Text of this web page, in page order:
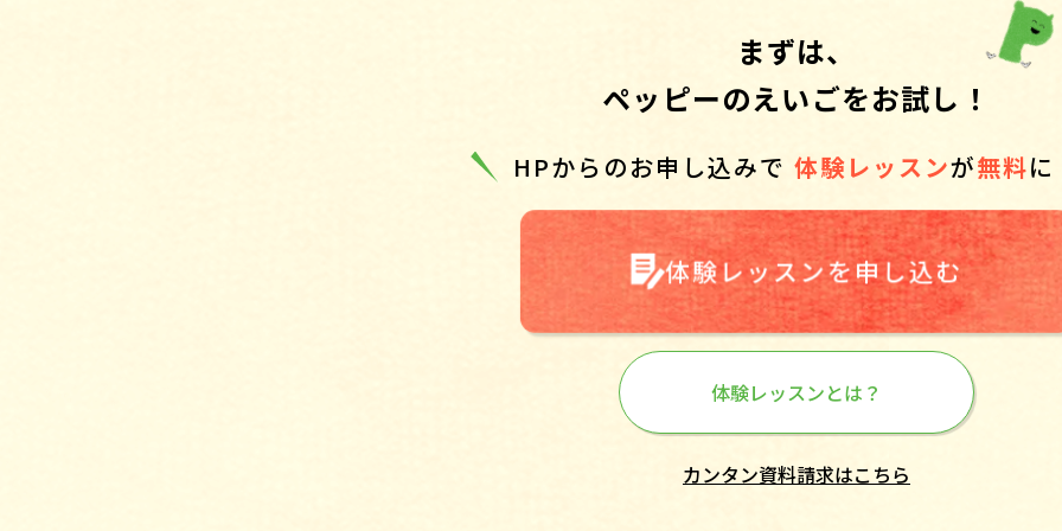
まずは、
ペッピーのえいごをお試し！
HPからのお申し込みで 体験レッスンが無料
体験レッスンを申し込む
体験レッスンとは？
カンタン資料請求はこちら